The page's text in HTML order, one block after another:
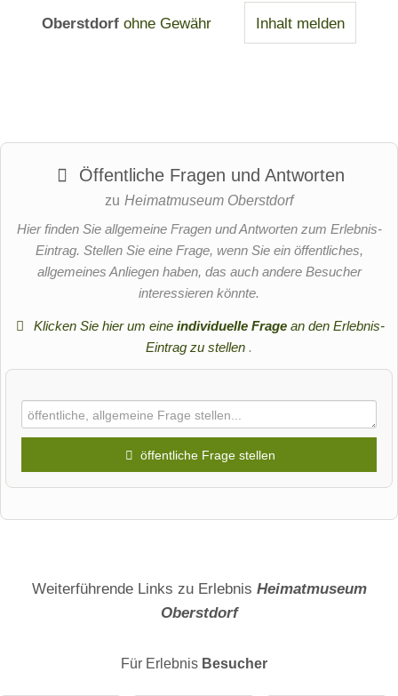
Oberstdorf ohne Gewähr Inhalt melden
Öffentliche Fragen und Antworten
zu Heimatmuseum Oberstdorf
Hier finden Sie allgemeine Fragen und Antworten zum Erlebnis-
Eintrag. Stellen Sie eine Frage, wenn Sie ein öffentliches,
allgemeines Anliegen haben, das auch andere Besucher
interessieren könnte.
Klicken Sie hier um eineindividuelle Frage an den Erlebnis-
Eintrag zu stellen .
öffentliche Frage stellen
Weiterführende Links zu Erlebnis Heimatmuseum
Oberstdorf
Für Erlebnis Besucher